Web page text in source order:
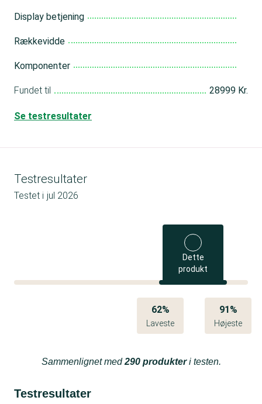
Display betjening
Rækkevidde
Komponenter
Fundet til 28999 Kr.
Se testresultater
Testresultater
Testet i jul 2026
Dette
produkt
62%
Laveste
91%
Højeste
Sammenlignet med290 produkteri testen.
Testresultater